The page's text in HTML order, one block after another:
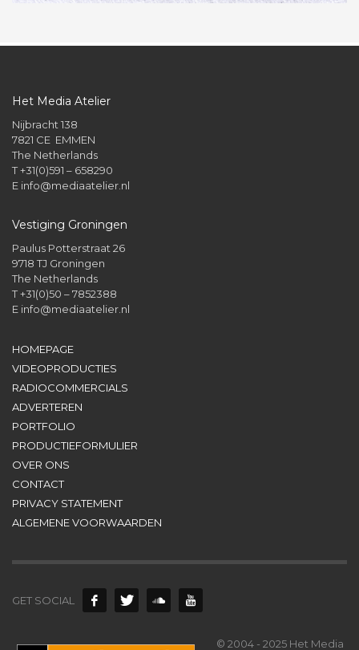
Het Media Atelier
Nijbracht 138
7821 CE EMMEN
The Netherlands
T +31(0)591 – 658290
E info@mediaatelier.nl
Vestiging Groningen
Paulus Potterstraat 26
9718 TJ Groningen
The Netherlands
T +31(0)50 – 7852388
E info@mediaatelier.nl
HOMEPAGE
VIDEOPRODUCTIES
RADIOCOMMERCIALS
ADVERTEREN
PORTFOLIO
PRODUCTIEFORMULIER
OVER ONS
CONTACT
PRIVACY STATEMENT
ALGEMENE VOORWAARDEN
GET SOCIAL
© 2004 - 2025 Het Media